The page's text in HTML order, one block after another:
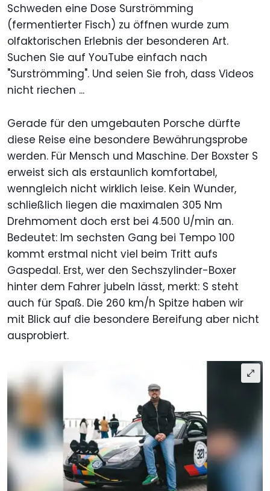
Schweden eine Dose Surströmming
(fermentierter Fisch) zu öffnen wurde zum
olfaktorischen Erlebnis der besonderen Art.
Suchen Sie auf YouTube einfach nach
"Surströmming". Und seien Sie froh, dass Videos
nicht riechen ...
Gerade für den umgebauten Porsche dürfte
diese Reise eine besondere Bewährungsprobe
werden. Für Mensch und Maschine. Der Boxster S
erweist sich als erstaunlich komfortabel,
wenngleich nicht wirklich leise. Kein Wunder,
schließlich liegen die maximalen 305 Nm
Drehmoment doch erst bei 4.500 U/min an.
Bedeutet: Im sechsten Gang bei Tempo 100
kommt erstmal nicht viel beim Tritt aufs
Gaspedal. Erst, wer den Sechszylinder-Boxer
hinter dem Fahrer jubeln lässt, merkt: S steht
auch für Spaß. Die 260 km/h Spitze haben wir
mit Blick auf die besondere Bereifung aber nicht
ausprobiert.